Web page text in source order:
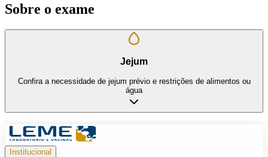
Sobre o exame
Jejum
Confira a necessidade de jejum prévio e restrições de alimentos ou
água
Institucional